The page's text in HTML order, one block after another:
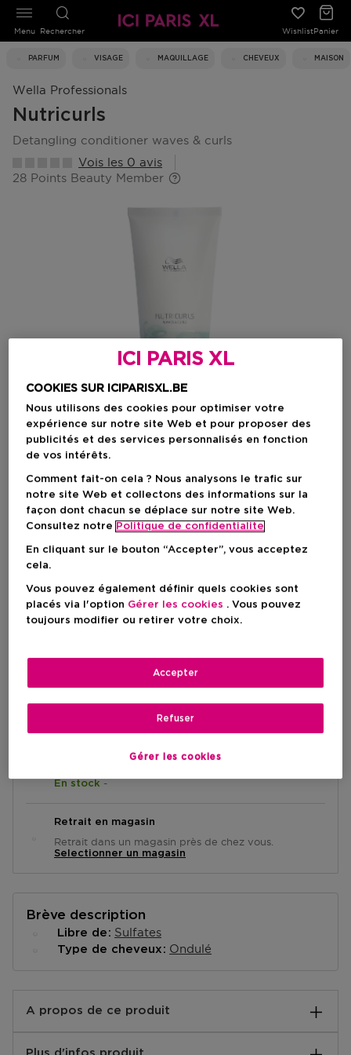
Rechercher WishlistPanier
PARFUM VISAGE MAQUILLAGE CHEVEUX MAISON
Menu
Wella Professionals
Nutricurls
detangling conditioner waves & curls
Vois les 0 avis
28 Points Beauty Member
Choisissez votre format
200 ML
200 ML
AJOUTER AU PANIER
Livraison à domicile
En stock -
Retrait en magasin
Retrait dans un magasin près de chez vous.
Selectionner un magasin
Brève description
Libre de Sulfates
Type de cheveux Ondulé
A propos de ce produit
ICI PARIS XL
COOKIES SUR ICIPARISXL.BE
Nous utilisons des cookies pour optimiser votre
expérience sur notre site Web et pour proposer des
publicités et des services personnalisés en fonction
de vos intérêts.
Comment fait-on cela ? Nous analysons le trafic sur
notre site Web et collectons des informations sur la
façon dont chacun se déplace sur notre site Web.
Consultez notre Politique de confidentialite
En cliquant sur le bouton “Accepter”, vous acceptez
cela.
Vous pouvez également définir quels cookies sont
placés via l'option Gérer les cookies . Vous pouvez
toujours modifier ou retirer votre choix.
Gérer les cookies
Refuser
Accepter